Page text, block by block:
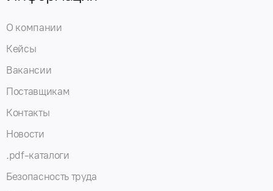
О компании
Кейсы
Вакансии
Поставщикам
Контакты
Новости
.pdf-каталоги
Безопасность труда